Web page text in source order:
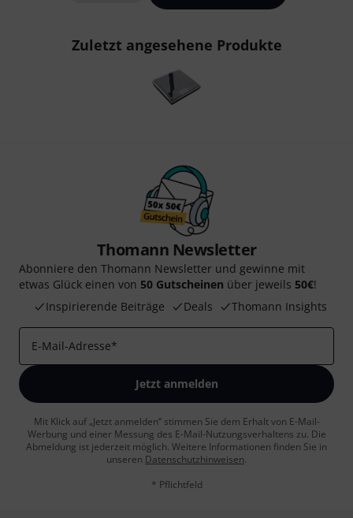
Zuletzt angesehene Produkte
Thomann Newsletter
Abonniere den Thomann Newsletter und gewinne mit
etwas Glück einen von 50 Gutscheinen über jeweils 50€!
Inspirierende Beiträge
Deals Thomann Insights
E-Mail-Adresse*
Jetzt anmelden
Mit Klick auf „Jetzt anmelden“ stimmen Sie dem Erhalt von E-Mail-
Werbung und einer Messung des E-Mail-Nutzungsverhaltens zu. Die
Abmeldung ist jederzeit möglich. Weitere Informationen finden Sie in
unseren Datenschutzhinweisen.
* Pflichtfeld